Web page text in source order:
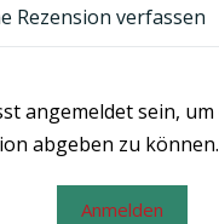
Rezension verfassen
angemeldet sein, um
abgeben zu können.
Anmelden